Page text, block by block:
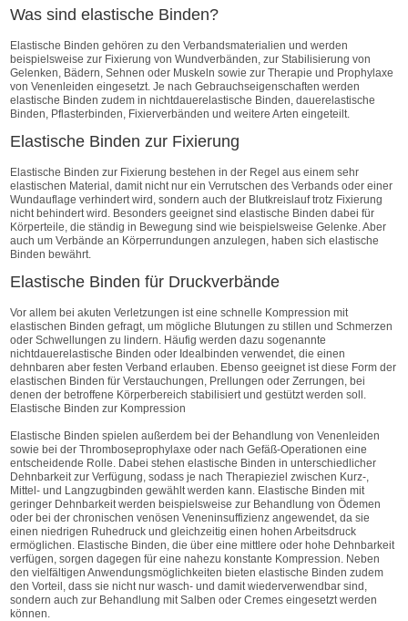
Was sind elastische Binden?
Elastische Binden gehören zu den Verbandsmaterialien und werden
beispielsweise zur Fixierung von Wundverbänden, zur Stabilisierung von
Gelenken, Bädern, Sehnen oder Muskeln sowie zur Therapie und Prophylaxe
von Venenleiden eingesetzt. Je nach Gebrauchseigenschaften werden
elastische Binden zudem in nichtdauerelastische Binden, dauerelastische
Binden, Pflasterbinden, Fixierverbänden und weitere Arten eingeteilt.
Elastische Binden zur Fixierung
Elastische Binden zur Fixierung bestehen in der Regel aus einem sehr
elastischen Material, damit nicht nur ein Verrutschen des Verbands oder einer
Wundauflage verhindert wird, sondern auch der Blutkreislauf trotz Fixierung
nicht behindert wird. Besonders geeignet sind elastische Binden dabei für
Körperteile, die ständig in Bewegung sind wie beispielsweise Gelenke. Aber
auch um Verbände an Körperrundungen anzulegen, haben sich elastische
Binden bewährt.
Elastische Binden für Druckverbände
Vor allem bei akuten Verletzungen ist eine schnelle Kompression mit
elastischen Binden gefragt, um mögliche Blutungen zu stillen und Schmerzen
oder Schwellungen zu lindern. Häufig werden dazu sogenannte
nichtdauerelastische Binden oder Idealbinden verwendet, die einen
dehnbaren aber festen Verband erlauben. Ebenso geeignet ist diese Form der
elastischen Binden für Verstauchungen, Prellungen oder Zerrungen, bei
denen der betroffene Körperbereich stabilisiert und gestützt werden soll.
Elastische Binden zur Kompression
Elastische Binden spielen außerdem bei der Behandlung von Venenleiden
sowie bei der Thromboseprophylaxe oder nach Gefäß-Operationen eine
entscheidende Rolle. Dabei stehen elastische Binden in unterschiedlicher
Dehnbarkeit zur Verfügung, sodass je nach Therapieziel zwischen Kurz-,
Mittel- und Langzugbinden gewählt werden kann. Elastische Binden mit
geringer Dehnbarkeit werden beispielsweise zur Behandlung von Ödemen
oder bei der chronischen venösen Veneninsuffizienz angewendet, da sie
einen niedrigen Ruhedruck und gleichzeitig einen hohen Arbeitsdruck
ermöglichen. Elastische Binden, die über eine mittlere oder hohe Dehnbarkeit
verfügen, sorgen dagegen für eine nahezu konstante Kompression. Neben
den vielfältigen Anwendungsmöglichkeiten bieten elastische Binden zudem
den Vorteil, dass sie nicht nur wasch- und damit wiederverwendbar sind,
sondern auch zur Behandlung mit Salben oder Cremes eingesetzt werden
können.